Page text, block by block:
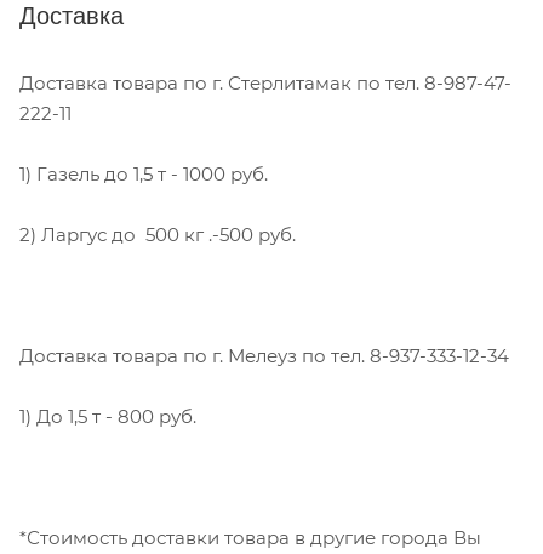
Доставка
Доставка товара по г. Стерлитамак по тел. 8-987-47-
222-11
1) Газель до 1,5 т - 1000 руб.
2) Ларгус до 500 кг .-500 руб.
Доставка товара по г. Мелеуз по тел. 8-937-333-12-34
1) До 1,5 т - 800 руб.
*Стоимость доставки товара в другие города Вы